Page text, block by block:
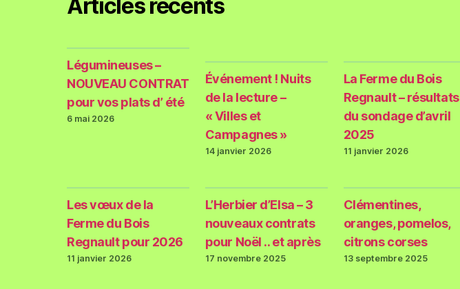
Articles récents
Légumineuses –
NOUVEAU CONTRAT
pour vos plats d’ été
6 mai 2026
Événement ! Nuits
de la lecture –
« Villes et
Campagnes »
14 janvier 2026
La Ferme du Bois
Regnault – résultats
du sondage d’avril
2025
11 janvier 2026
Les vœux de la
Ferme du Bois
Regnault pour 2026
11 janvier 2026
L’Herbier d’Elsa – 3
nouveaux contrats
pour Noël .. et après
17 novembre 2025
Clémentines,
oranges, pomelos,
citrons corses
13 septembre 2025